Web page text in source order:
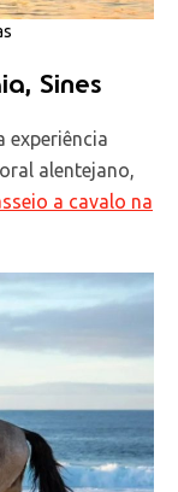
Sines
experiência
alentejano,
a cavalo na